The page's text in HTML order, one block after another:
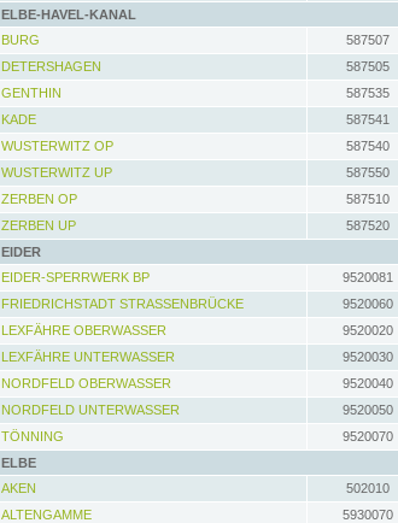
ELBE-HAVEL-KANAL
BURG
587507
DETERSHAGEN
587505
GENTHIN
587535
KADE
587541
WUSTERWITZ OP
587540
WUSTERWITZ UP
587550
ZERBEN OP
587510
ZERBEN UP
587520
EIDER
EIDER-SPERRWERK BP
9520081
FRIEDRICHSTADT STRASSENBRÜCKE
9520060
LEXFÄHRE OBERWASSER
9520020
LEXFÄHRE UNTERWASSER
9520030
NORDFELD OBERWASSER
9520040
NORDFELD UNTERWASSER
9520050
TÖNNING
9520070
ELBE
AKEN
502010
ALTENGAMME
5930070